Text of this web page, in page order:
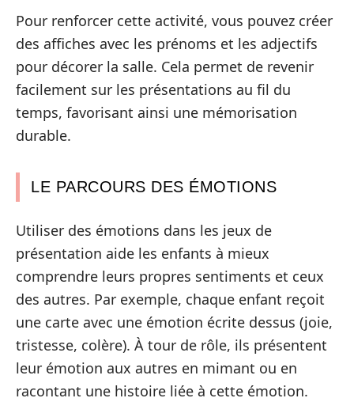
Pour renforcer cette activité, vous pouvez créer
des affiches avec les prénoms et les adjectifs
pour décorer la salle. Cela permet de revenir
facilement sur les présentations au fil du
temps, favorisant ainsi une mémorisation
durable.
LE PARCOURS DES ÉMOTIONS
Utiliser des émotions dans les jeux de
présentation aide les enfants à mieux
comprendre leurs propres sentiments et ceux
des autres. Par exemple, chaque enfant reçoit
une carte avec une émotion écrite dessus (joie,
tristesse, colère). À tour de rôle, ils présentent
leur émotion aux autres en mimant ou en
racontant une histoire liée à cette émotion.